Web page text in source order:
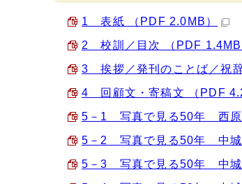
1 表紙 （PDF 2.0MB）
2 校訓／目次 （PDF 1.4MB
3 挨拶／発刊のことば／祝
4 回顧文・寄稿文 （PDF
5－1 写真で見る50年 西原
5－2 写真で見る50年 中城
5－3 写真で見る50年 中城